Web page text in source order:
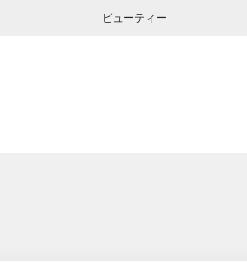
ビューティー